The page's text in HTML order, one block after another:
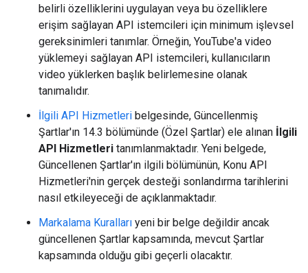
belirli özelliklerini uygulayan veya bu özelliklere
erişim sağlayan API istemcileri için minimum işlevsel
gereksinimleri tanımlar. Örneğin, YouTube'a video
yüklemeyi sağlayan API istemcileri, kullanıcıların
video yüklerken başlık belirlemesine olanak
tanımalıdır.
İlgili API Hizmetleri belgesinde, Güncellenmiş
Şartlar'ın 14.3 bölümünde (Özel Şartlar) ele alınan İlgili
API Hizmetleri tanımlanmaktadır. Yeni belgede,
Güncellenen Şartlar'ın ilgili bölümünün, Konu API
Hizmetleri'nin gerçek desteği sonlandırma tarihlerini
nasıl etkileyeceği de açıklanmaktadır.
Markalama Kuralları yeni bir belge değildir ancak
güncellenen Şartlar kapsamında, mevcut Şartlar
kapsamında olduğu gibi geçerli olacaktır.